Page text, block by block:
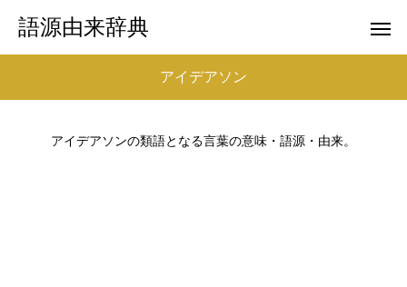
語源由来辞典
アイデアソン
アイデアソンの類語となる言葉の意味・語源・由来。